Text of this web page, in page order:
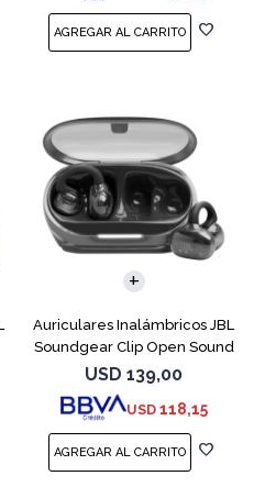
Auriculares Inalámbricos JBL
Soundgear Clip Open Sound
Negro
USD 139,00
USD 118,15